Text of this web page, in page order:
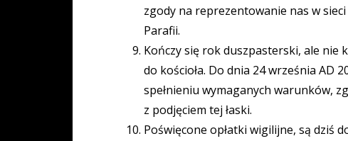
zgody na reprezentowanie nas w
Parafii.
Kończy się rok duszpasterski, ale nie
do kościoła. Do dnia 24 września AD
spełnieniu wymaganych warunków,
z podjęciem tej łaski.
Poświęcone opłatki wigilijne, są dziś